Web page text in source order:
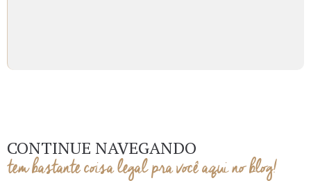
CONTINUE NAVEGANDO
tem bastante coisa legal pra você aqui no blog!